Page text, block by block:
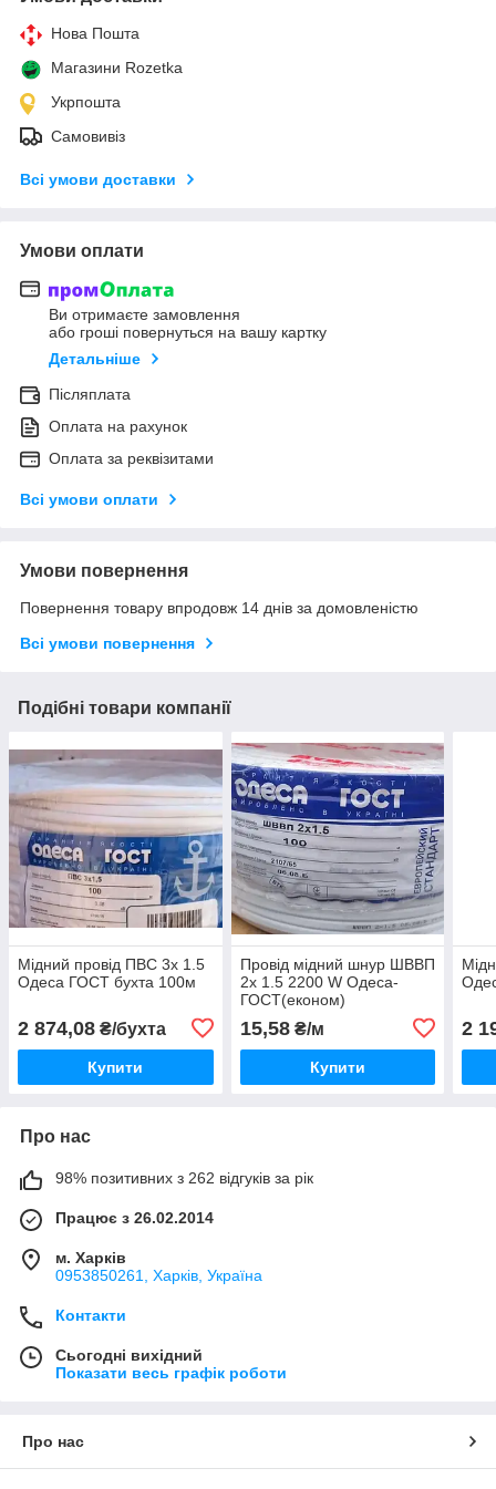
Нова Пошта
Магазини Rozetka
Укрпошта
Самовивіз
Всі умови доставки
Умови оплати
Ви отримаєте замовлення
або гроші повернуться на вашу картку
Детальніше
Післяплата
Оплата на рахунок
Оплата за реквізитами
Всі умови оплати
Умови повернення
Повернення товару впродовж 14 днів за домовленістю
Всі умови повернення
Подібні товари компанії
Мідний провід ПВС 3х 1.5
Одеса ГОСТ бухта 100м
2 874,08 ₴/бухта
Купити
Провід мідний шнур ШВВП
2х 1.5 2200 W Одеса-
ГОСТ(економ)
15,58₴/м
Купити
2
Про нас
98% позитивних з 262 відгуків за рік
Працює з 26.02.2014
м. Харків
0953850261, Харків, Україна
Контакти
Сьогодні вихідний
Показати весь графік роботи
Про нас